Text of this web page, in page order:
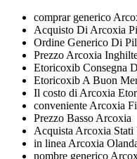
comprar generico
Acquisto Di Arcoxia
Ordine Generico Di
Prezzo Arcoxia
Etoricoxib Consegna
Etoricoxib A Buon
Il costo di Arcoxia
conveniente Arcoxia
Prezzo Basso Arcoxia
Acquista Arcoxia Stati
in linea Arcoxia
nombre generico